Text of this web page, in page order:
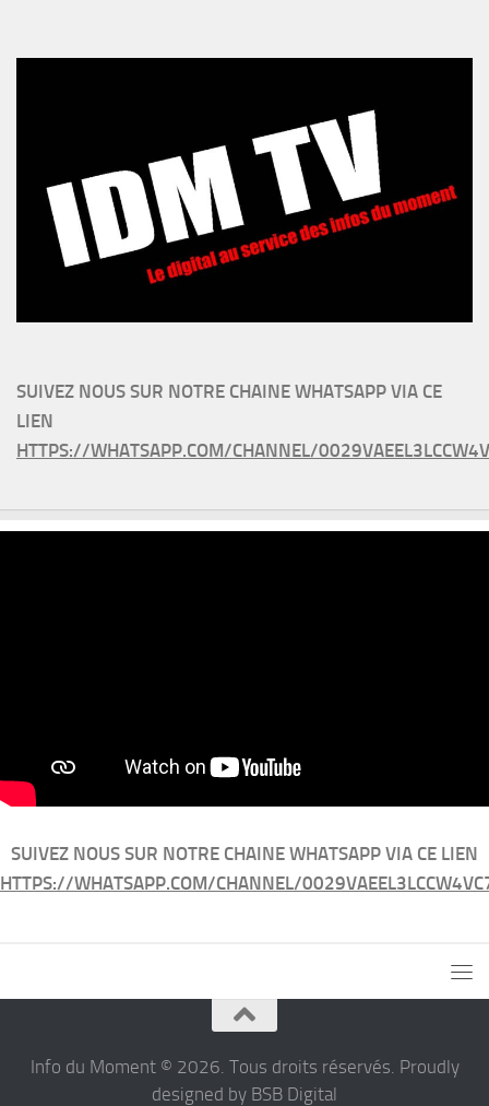
SUIVEZ NOUS SUR NOTRE CHAINE WHATSAPP VIA CE
LIEN
HTTPS://WHATSAPP.COM/CHANNEL/
SUIVEZ NOUS SUR NOTRE CHAINE WHATSAPP VIA CE LIEN
HTTPS://WHATSAPP.COM/CHANNEL/
Info du Moment © 2026. Tous droits réservés. Proudly
designed by BSB Digital